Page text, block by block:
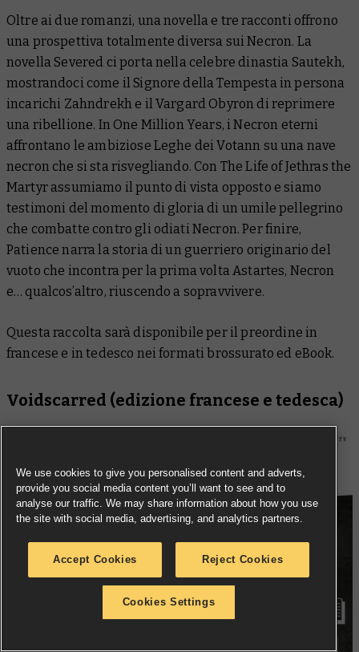
Oltre ai due romanzi, una novella e tre racconti offrono
una prospettiva totalmente diversa sui Necron. La
novellaSevered ci porta nella celebre dinastia Sautekh,
mostrandoci come il Signore della Tempesta in persona
incarichi Zahndrekh e il Vargard Obyron di reprimere
una ribellione. In One Million Years, i Necron eterni
affrontano le ambiziose Leghe dei Votann su una nave
necron che si sta risvegliando. Con The Life of Jethras the
Martyrassumiamo il punto di vista opposto e siamo
testimoni del momento di gloria di un umile pellegrino
che combatte contro gli odiati Necron. Per finire,
Patience narra la storia di un guerriero originario del
vuoto che incontra per la prima volta Astartes, Necron
e… qualcos’altro, riuscendo a sopravvivere.
Questa raccolta sarà disponibile per il preordine in
francese e in tedesco nei formati brossurato ed eBook.
Voidscarred (edizione francese e tedesca)
We use cookies to give you personalised content and adverts,
provide you social media content you’ll want to see and to
analyse our traffic. We may share information about how you use
the site with social media, advertising, and analytics partners.
Accept Cookies Reject Cookies
Cookies Settings